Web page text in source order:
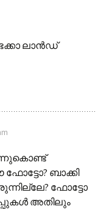
ലാന്‍ഡ്
ബാക്കി
ഫോട്ടോ
അതിലും